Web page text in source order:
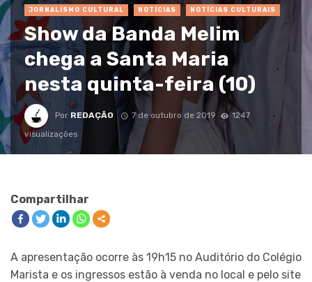
JORNALISMO CULTURAL NOTÍCIAS NOTÍCIAS CULTURAIS
Show da Banda Melim
chega a Santa Maria
nesta quinta-feira (10)
Por REDAÇÃO 7 de outubro de 2019
1247
visualizações
Compartilhar
A apresentação ocorre às 19h15 no Auditório do Colégio
Marista e os ingressos estão à venda no local e pelo site